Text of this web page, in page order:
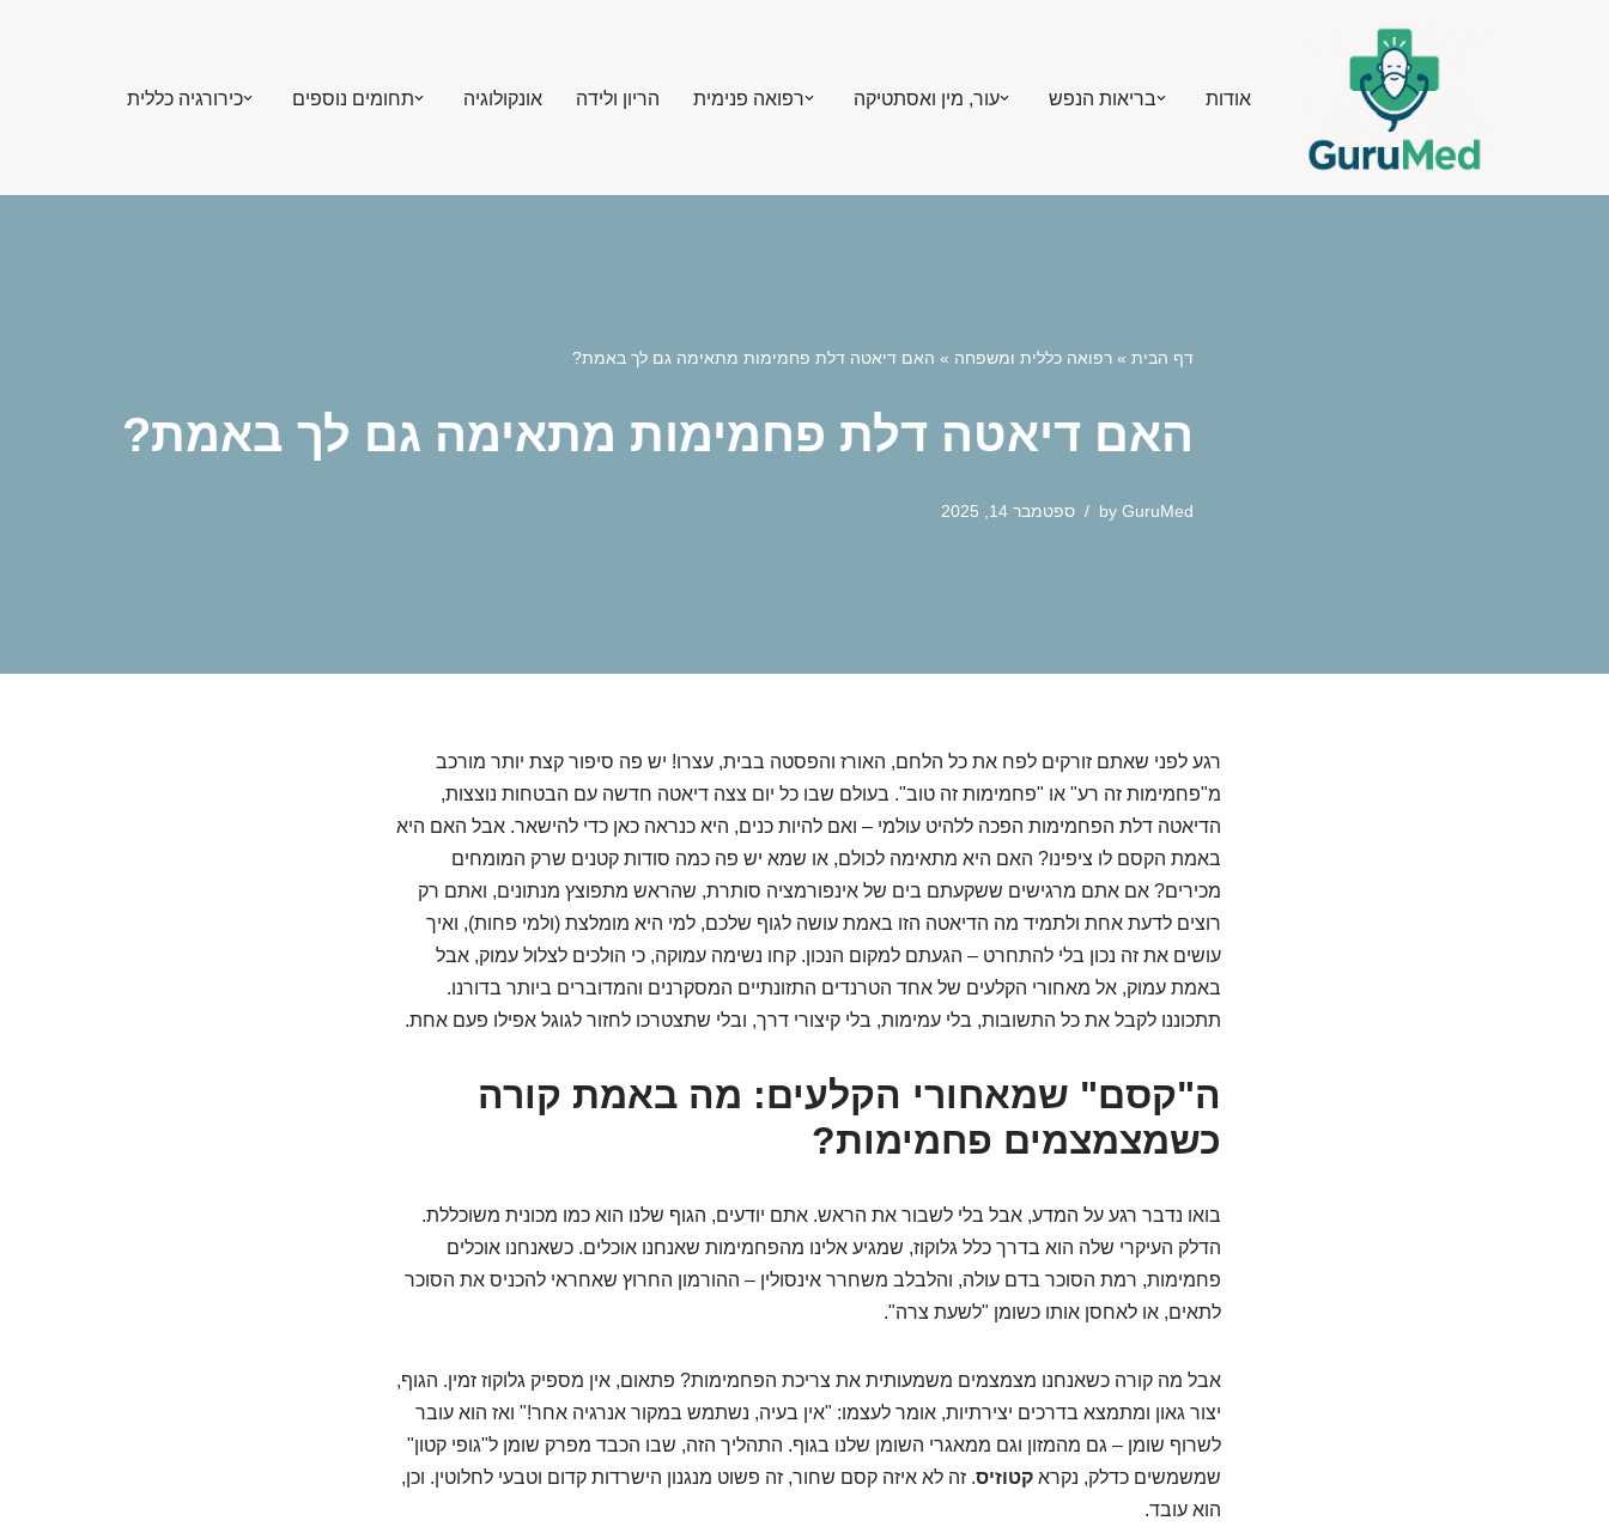
אודות בריאות הנפש עור, מין ואסתטיקה רפואה פנימית הריון ולידה אונקולוגיה תחומים נוספים כירורגיה כללית
דף הבית » רפואה כללית ומשפחה » האם דיאטה דלת פחמימות מתאימה גם לך באמת?
האם דיאטה דלת פחמימות מתאימה גם לך באמת?
by GuruMed ספטמבר 14, 2025
רגע לפני שאתם זורקים לפח את כל הלחם, האורז והפסטה בבית, עצרו! יש פה סיפור קצת יותר מורכב
מ"פחמימות זה רע" או "פחמימות זה טוב". בעולם שבו כל יום צצה דיאטה חדשה עם הבטחות נוצצות,
הדיאטה דלת הפחמימות הפכה ללהיט עולמי – ואם להיות כנים, היא כנראה כאן כדי להישאר. אבל האם היא
באמת הקסם לו ציפינו? האם היא מתאימה לכולם, או שמא יש פה כמה סודות קטנים שרק המומחים
מכירים? אם אתם מרגישים ששקעתם בים של אינפורמציה סותרת, שהראש מתפוצץ מנתונים, ואתם רק
רוצים לדעת אחת ולתמיד מה הדיאטה הזו באמת עושה לגוף שלכם, למי היא מומלצת (ולמי פחות), ואיך
עושים את זה נכון בלי להתחרט – הגעתם למקום הנכון. קחו נשימה עמוקה, כי הולכים לצלול עמוק, אבל
באמת עמוק, אל מאחורי הקלעים של אחד הטרנדים התזונתיים המסקרנים והמדוברים ביותר בדורנו.
תתכוננו לקבל את כל התשובות, בלי עמימות, בלי קיצורי דרך, ובלי שתצטרכו לחזור לגוגל אפילו פעם אחת.
ה"קסם" שמאחורי הקלעים: מה באמת קורה
כשמצמצמים פחמימות?
בואו נדבר רגע על המדע, אבל בלי לשבור את הראש. אתם יודעים, הגוף שלנו הוא כמו מכונית משוכללת.
הדלק העיקרי שלה הוא בדרך כלל גלוקוז, שמגיע אלינו מהפחמימות שאנחנו אוכלים. כשאנחנו אוכלים
פחמימות, רמת הסוכר בדם עולה, והלבלב משחרר אינסולין – ההורמון החרוץ שאחראי להכניס את הסוכר
לתאים, או לאחסן אותו כשומן "לשעת צרה".
אבל מה קורה כשאנחנו מצמצמים משמעותית את צריכת הפחמימות? פתאום, אין מספיק גלוקוז זמין. הגוף,
יצור גאון ומתמצא בדרכים יצירתיות, אומר לעצמו: "אין בעיה, נשתמש במקור אנרגיה אחר!" ואז הוא עובר
לשרוף שומן – גם מהמזון וגם ממאגרי השומן שלנו בגוף. התהליך הזה, שבו הכבד מפרק שומן ל"גופי קטון"
שמשמשים כדלק, נקראקטוזיס. זה לא איזה קסם שחור, זה פשוט מנגנון הישרדות קדום וטבעי לחלוטין. וכן,
הוא עובד.